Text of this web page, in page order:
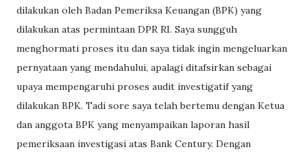
dilakukan oleh Badan Pemeriksa Keuangan (BPK) yang
dilakukan atas permintaan DPR RI. Saya sungguh
menghormati proses itu dan saya tidak ingin mengeluarkan
pernyataan yang mendahului, apalagi ditafsirkan sebagai
upaya mempengaruhi proses audit investigatif yang
dilakukan BPK. Tadi sore saya telah bertemu dengan Ketua
dan anggota BPK yang menyampaikan laporan hasil
pemeriksaan investigasi atas Bank Century. Dengan